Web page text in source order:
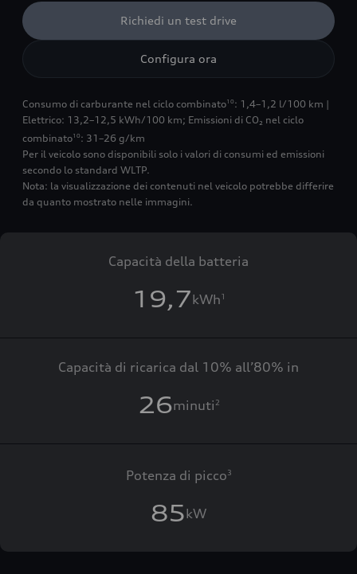
Richiedi un test drive
Configura ora
Consumo di carburante nel ciclo combinato10 : 1,4–1,2 l/100 km |
Elettrico: 13,2–12,5 kWh/100 km; Emissioni di CO₂ nel ciclo
combinato10 : 31–26 g/km
Per il veicolo sono disponibili solo i valori di consumi ed emissioni
secondo lo standard WLTP.
Nota: la visualizzazione dei contenuti nel veicolo potrebbe differire
da quanto mostrato nelle immagini.
Capacità della batteria
19,7kWh1
Capacità di ricarica dal 10% all’80% in
26minuti 2
Potenza di picco3
85kW